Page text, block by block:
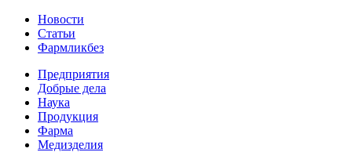
Новости
Статьи
Фармликбез
Предприятия
Добрые дела
Наука
Продукция
Фарма
Медизделия